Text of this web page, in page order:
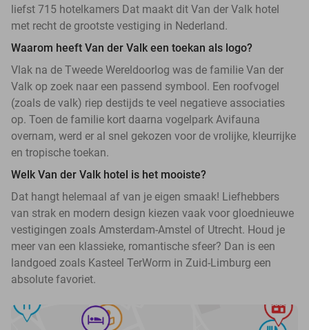
liefst 715 hotelkamers Dat maakt dit Van der Valk hotel
met recht de grootste vestiging in Nederland.
Waarom heeft Van der Valk een toekan als logo?
Vlak na de Tweede Wereldoorlog was de familie Van der
Valk op zoek naar een passend symbool. Een roofvogel
(zoals de valk) riep destijds te veel negatieve associaties
op. Toen de familie kort daarna vogelpark Avifauna
overnam, werd er al snel gekozen voor de vrolijke, kleurrijke
en tropische toekan.
Welk Van der Valk hotel is het mooiste?
Dat hangt helemaal af van je eigen smaak! Liefhebbers
van strak en modern design kiezen vaak voor gloednieuwe
vestigingen zoals Amsterdam-Amstel of Utrecht. Houd je
meer van een klassieke, romantische sfeer? Dan is een
landgoed zoals Kasteel TerWorm in Zuid-Limburg een
absolute favoriet.